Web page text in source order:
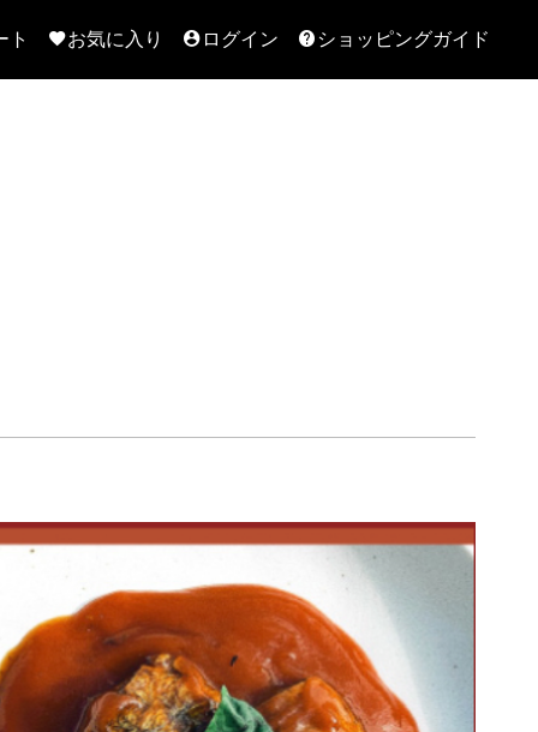
ト お気に入り ログイン ショッピングガイド